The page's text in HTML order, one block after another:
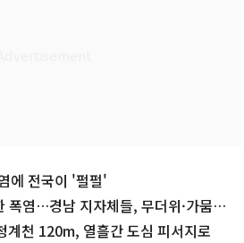
에 전국이 '펄펄'
폭염…경남 지자체들, 무더위·가뭄
천 120m, 열흘간 도심 피서지로